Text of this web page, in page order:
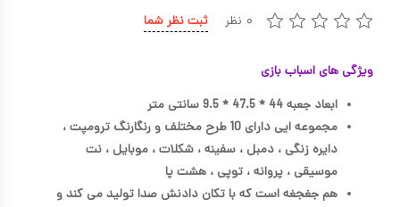
۰ نظر ثبت نظر شما
ویژگی های اسباب بازی
ابعاد جعبه 44 * 47.5 * 9.5 سانتی متر
مجموعه ایی دارای 10 طرح مختلف و رنگارنگ ترومپت ،
دایره زنگی ، دمبل ، سفینه ، شکلات ، موبایل ، نت
موسیقی ، پروانه ، توپی ، هشت پا
هم جغجغه است که با تکان دادنش صدا تولید می کند و